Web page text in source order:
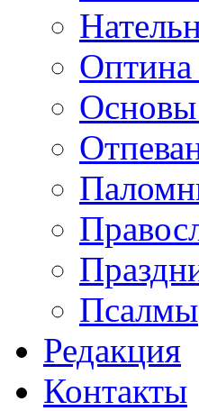
Основы
Псалмы
Редакция
Контакты